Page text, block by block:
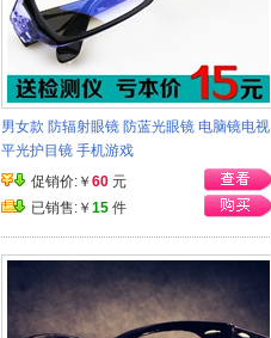
男女款 防辐射眼镜 防蓝光眼镜 电脑镜电视
平光护目镜 手机游戏
促销价:￥ 60 元
已销售:￥ 15 件